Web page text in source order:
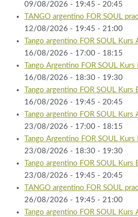
09/08/2026 - 19:45 - 20:45
TANGO argentino FOR SOUL
12/08/2026 - 19:45 - 21:00
Tango argentino FOR SOUL Kurs
16/08/2026 - 17:00 - 18:15
Tango Argentino FOR SOUL
16/08/2026 - 18:30 - 19:30
Tango argentino FOR SOUL Kurs
16/08/2026 - 19:45 - 20:45
Tango argentino FOR SOUL Kurs
23/08/2026 - 17:00 - 18:15
Tango Argentino FOR SOUL
23/08/2026 - 18:30 - 19:30
Tango argentino FOR SOUL Kurs
23/08/2026 - 19:45 - 20:45
TANGO argentino FOR SOUL
26/08/2026 - 19:45 - 21:00
Tango argentino FOR SOUL Kurs